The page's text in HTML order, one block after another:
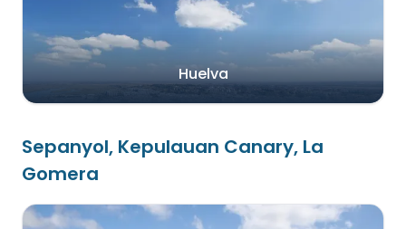
Huelva
Sepanyol, Kepulauan Canary, La
Gomera